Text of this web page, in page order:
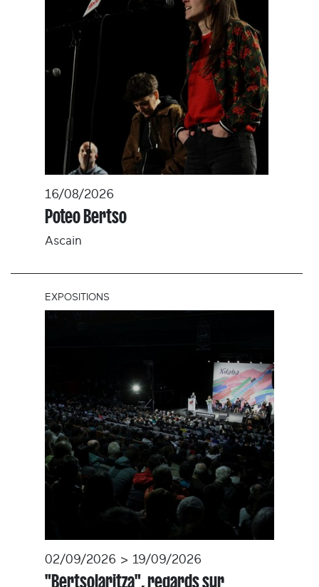
16/08/2026
Poteo Bertso
Ascain
EXPOSITIONS
02/09/2026 > 19/09/2026
"Bertsolaritza", regards sur